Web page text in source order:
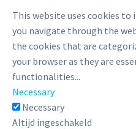
This website uses cookies to
you navigate through the
the cookies that are
your browser as they are
functionalities...
Necessary
Necessary
Altijd ingeschakeld